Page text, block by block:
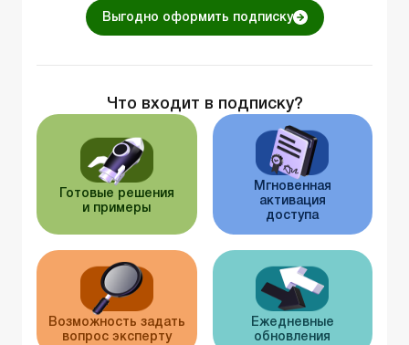
Выгодно оформить подписку
Что входит в подписку?
Готовые решения
и примеры
Мгновенная
активация
доступа
Возможность задать
вопрос эксперту
Ежедневные
обновления